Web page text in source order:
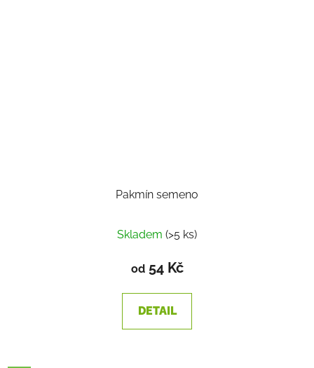
Pakmín semeno
Skladem (>5 ks)
od54 Kč
DETAIL